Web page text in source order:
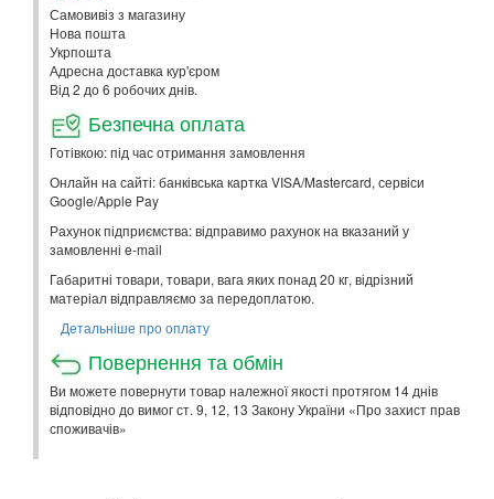
Самовивіз з магазину
Нова пошта
Укрпошта
Адресна доставка кур'єром
Від 2 до 6 робочих днів.
Безпечна оплата
Готівкою: під час отримання замовлення
Онлайн на сайті: банківська картка VISA/Mastercard, сервіси
Google/Apple Pay
Рахунок підприємства: відправимо рахунок на вказаний у
замовленні e-mail
Габаритні товари, товари, вага яких понад 20 кг, відрізний
матеріал відправляємо за передоплатою.
Детальніше про оплату
Повернення та обмін
Ви можете повернути товар належної якості протягом 14 днів
відповідно до вимог ст. 9, 12, 13 Закону України «Про захист прав
споживачів»